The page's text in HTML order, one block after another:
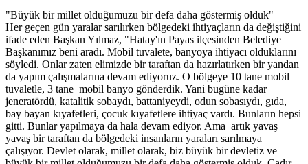
"Büyük bir millet olduğumuzu bir defa daha göstermiş olduk"
Her geçen gün yaralar sarılırken bölgedeki ihtiyaçların da değiştiğini
ifade eden Başkan Yılmaz, "Hatay'ın Payas ilçesinden Belediye
Başkanımız beni aradı. Mobil tuvalete, banyoya ihtiyacı olduklarını
söyledi. Onlar zaten elimizde bir taraftan da hazırlatırken bir yandan
da yapım çalışmalarına devam ediyoruz. O bölgeye 10 tane mobil
tuvaletle, 3 tane mobil banyo gönderdik. Yani bugüne kadar
jeneratördü, katalitik sobaydı, battaniyeydi, odun sobasıydı, gıda,
bay bayan kıyafetleri, çocuk kıyafetlere ihtiyaç vardı. Bunların hepsi
gitti. Bunlar yapılmaya da hala devam ediyor. Ama artık yavaş
yavaş bir taraftan da bölgedeki insanların yaraları sarılmaya
çalışıyor. Devlet olarak, millet olarak, biz büyük bir devletiz ve